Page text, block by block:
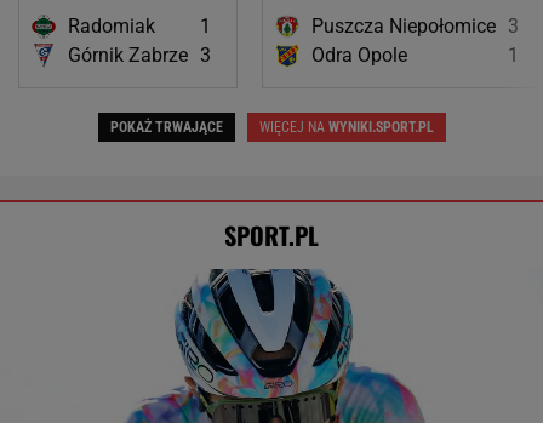
Radomiak
1
Górnik Zabrze 3
Puszcza Niepołomice 3
Odra Opole
1
POKAŻ TRWAJĄCE WIĘCEJ NA WYNIKI.SPORT.PL
SPORT.PL